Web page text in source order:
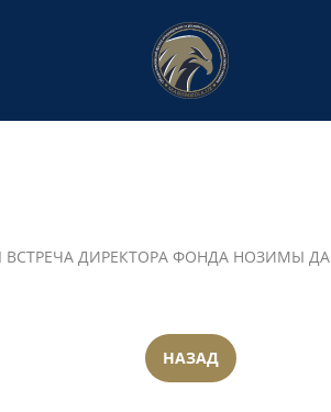
ДИРЕКТОРА ФОНДА НОЗИМЫ
НАЗАД